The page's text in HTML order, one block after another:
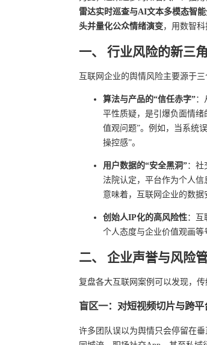
雷达实时巡查与AI文本多模态智
头并量化公众情绪演变，用数智
一、 行业风险的新三
互联网企业的舆情风险主要源于
算法与产品的“信任赤字”：
平性质疑，是引爆负面情绪
值观问题”。例如，当系统
操控感”。
用户数据的“安全黑洞”：社
法院认定，平台作为个人
意味着，互联网企业的数
创始人IP化的高风险性：互
个人态度与企业价值观画等
二、 企业声誉与风险
复盘各大互联网案例可以发现，
盲区一：对短视频切片与跨
许多团队误以为舆情只会停留在